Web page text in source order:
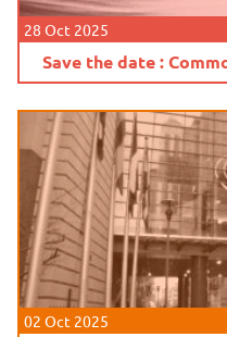
28 Oct 2025
Save the date :
02 Oct 2025